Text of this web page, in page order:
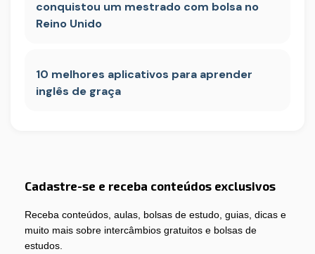
conquistou um mestrado com bolsa no
Reino Unido
10 melhores aplicativos para aprender
inglês de graça
Cadastre-se e receba conteúdos exclusivos
Receba conteúdos, aulas, bolsas de estudo, guias, dicas e
muito mais sobre intercâmbios gratuitos e bolsas de
estudos.